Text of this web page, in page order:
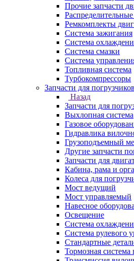
Прочие запчасти
Ремкомплекты
Система зажигания
Система
Система смазки
Система
Топливная система
Турбокомпрессоры
Запчасти для погрузчиков
Назад
Запчасти для
Выхлопная система
Газовое
Гидравлика
Грузоподъемный
Другие запчасти
Запчасти для
Кабина, рама и
Колеса для
Мост ведущий
Мост управляемый
Навесное
Освещение
Система
Система рулевого
Стандартные
Тормозная система